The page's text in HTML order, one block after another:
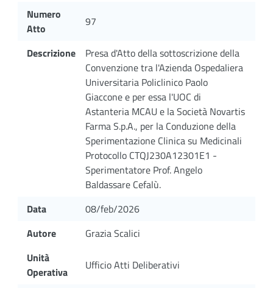
Numero
Atto
97
Descrizione
Presa d'Atto della sottoscrizione della
Convenzione tra l'Azienda Ospedaliera
Universitaria Policlinico Paolo
Giaccone e per essa l'UOC di
Astanteria MCAU e la Società Novartis
Farma S.p.A., per la Conduzione della
Sperimentazione Clinica su Medicinali
Protocollo CTQJ230A12301E1 -
Sperimentatore Prof. Angelo
Baldassare Cefalù.
Data
08/feb/2026
Autore
Grazia Scalici
Unità
Operativa
Ufficio Atti Deliberativi